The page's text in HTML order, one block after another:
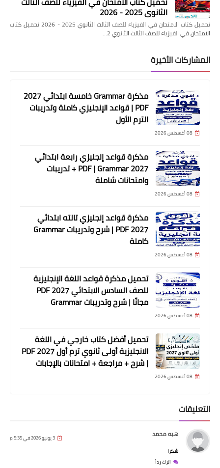
الثانوي 2025 - 2026
تحميل كتاب الامتحان في الفيزياء للصف الثالث الثانوي 2025 - 2026 تحميل كتاب
الامتحان في الفيزياء للصف الثالث الثانوي 2…
المشاركات الأخيرة
مذكرة Grammar خامسة ابتدائي 2027
PDF | قواعد الإنجليزي كاملة وتدريبات
الترم الأول
08 أغسطس 2026
مذكرة قواعد إنجليزي رابعة ابتدائي
2027 PDF | Grammar + تدريبات
وامتحانات شاملة
08 أغسطس 2026
مذكرة قواعد إنجليزي تالته ابتدائي
2027 PDF | شرح وتدريبات Grammar
كاملة
08 أغسطس 2026
تحميل مذكرة قواعد اللغة الإنجليزية
للصف السادس الابتدائي 2027 PDF
مجانًا | شرح وتدريبات Grammar
08 أغسطس 2026
تحميل أفضل كتاب خارجي في اللغة
الانجليزية أولى ثانوي ترم أول 2027 PDF
| شرح + مراجعة + امتحانات بالإجابات
08 أغسطس 2026
التعليقات
هبه محمد 3 يونيو 2026 في 5:35 م
شكرا
اترك رداً